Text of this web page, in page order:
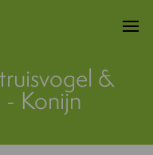
&
- Konijn